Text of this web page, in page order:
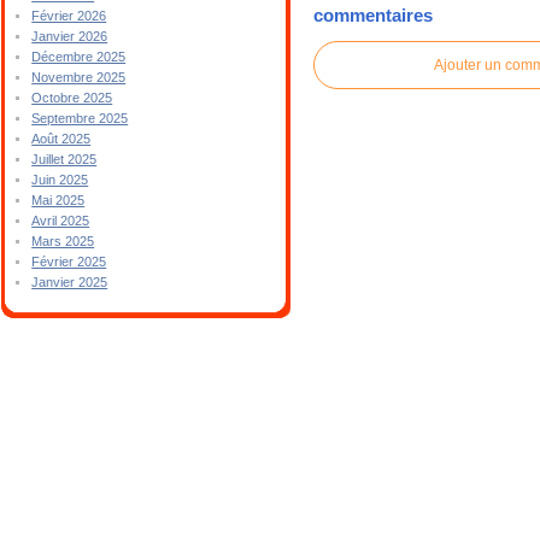
Février 2026
Janvier 2026
Décembre 2025
Novembre 2025
Octobre 2025
Septembre 2025
Août 2025
Juillet 2025
Juin 2025
Mai 2025
Avril 2025
Mars 2025
Février 2025
Janvier 2025
commentaires
Ajouter un